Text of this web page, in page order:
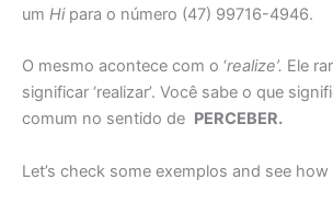
um Hipara o número (47) 99716-4946.
O mesmo acontece com o ‘realize’. Ele
significar ‘realizar’. Você sabe o que
comum no sentido de PERCEBER.
Let’s check some exemplos and see